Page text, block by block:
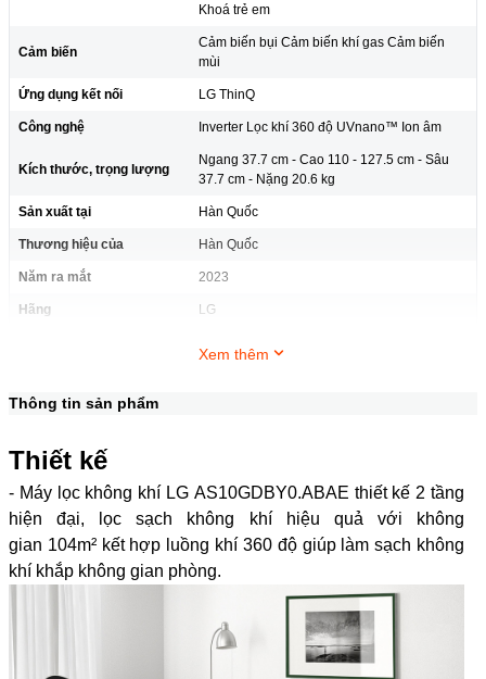
Thông tin sản phẩm
Thiết kế
- Máy lọc không khí LG AS10GDBY0.ABAE thiết kế 2 tầng
hiện đại, lọc sạch không khí hiệu quả với không
gian 104m² kết hợp luồng khí 360 độ giúp làm sạch không
khí khắp không gian phòng.
Khoá trẻ em
Cảm biến
Cảm biến bụi Cảm biến khí gas Cảm biến
mùi
Ứng dụng kết nối LG ThinQ
Công nghệ Inverter Lọc khí 360 độ UVnano™ Ion âm
Kích thước, trọng lượng
Ngang 37.7 cm - Cao 110 - 127.5 cm - Sâu
37.7 cm - Nặng 20.6 kg
Sản xuất tại Hàn Quốc
Thương hiệu của Hàn Quốc
Năm ra mắt 2023
Hãng LG
Xem thêm